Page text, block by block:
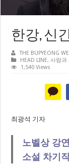
한강, 신
THE BUPYEONG
HEAD LINE, 사람과
1,540 Views
최광석 기자
노벨상 강
소설 차기